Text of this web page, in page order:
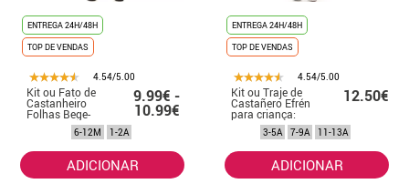
ENTREGA 24H/48H
TOP DE VENDAS
4.54/5.00
Kit ou Fato de
Castanheiro
Folhas Bege-
Castanha para
9.99€ -
10.99€
6-12M 1-2A
ADICIONAR
ENTREGA 24H/48H
TOP DE VENDAS
4.54/5.00
Kit ou Traje de
Castañero Efrén
para criança:
Avental e Boina
12.50€
3-5A 7-9A 11-13A
ADICIONAR